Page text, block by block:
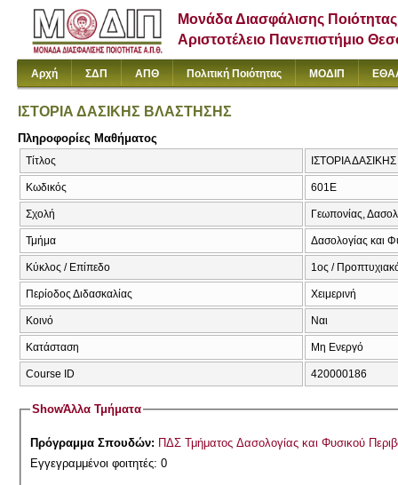
Μονάδα Διασφάλισης Ποιότητας
Αριστοτέλειο Πανεπιστήμιο
Αρχή ΣΔΠ ΑΠΘ Πολιτική Ποιότητας ΜΟΔΙΠ
ΙΣΤΟΡΙΑ ΔΑΣΙΚΗΣ ΒΛΑΣΤΗΣΗΣ
Πληροφορίες Μαθήματος
Τίτλος ΙΣΤΟΡΙΑ
Κωδικός 601Ε
Σχολή Γεωπονίας,
Τμήμα Δασολογίας και
Κύκλος / Επίπεδο 1ος /
Περίοδος Διδασκαλίας Χειμερινή
Κοινό Ναι
Κατάσταση Μη Ενεργό
Course ID 420000186
ShowΆλλα Τμήματα
Πρόγραμμα Σπουδών: ΠΔΣ Τμήματος Δασολογίας και Φυσικού
Εγγεγραμμένοι φοιτητές: 0